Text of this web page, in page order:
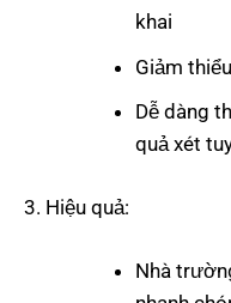
khai
Giảm
Dễ dàng
quả xét
Hiệu quả:
Nhà